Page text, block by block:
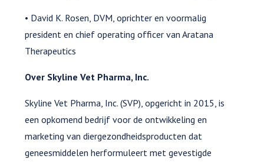
• David K. Rosen, DVM, oprichter en voormalig
president en chief operating officer van Aratana
Therapeutics
Over Skyline Vet Pharma, Inc.
Skyline Vet Pharma, Inc. (SVP), opgericht in 2015, is
een opkomend bedrijf voor de ontwikkeling en
marketing van diergezondheidsproducten dat
geneesmiddelen herformuleert met gevestigde